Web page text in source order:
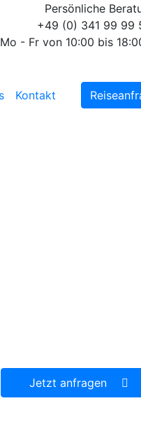
Persönliche
+49 (0) 341 99 99
Mo - Fr von 10:00 bis
Kontakt
Jetzt anfragen